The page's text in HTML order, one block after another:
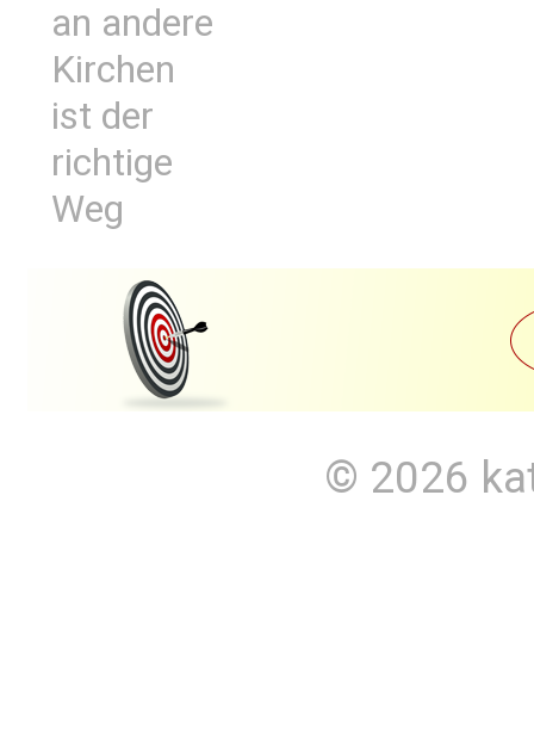
an andere
Kirchen
ist der
richtige
Weg
© 2026